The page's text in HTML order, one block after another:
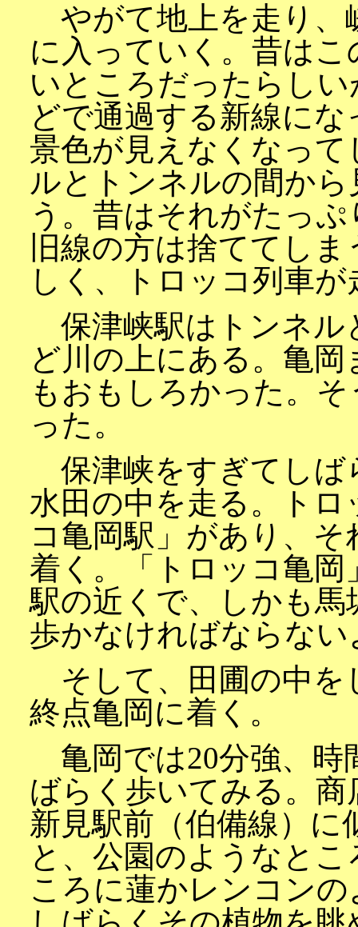
やがて地上を走り、
に入っていく。昔は
いところだったらし
どで通過する新線に
景色が見えなくなっ
ルとトンネルの間か
う。昔はそれがたっ
旧線の方は捨ててし
しく、トロッコ列車
保津峡駅はトンネル
ど川の上にある。亀
もおもしろかった。
った。
保津峡をすぎてしば
水田の中を走る。ト
コ亀岡駅」があり、
着く。「トロッコ亀
駅の近くで、しかも
歩かなければならな
そして、田圃の中を
終点亀岡に着く。
亀岡では20分強、時
ばらく歩いてみる。
新見駅前（伯備線）
と、公園のようなと
ころに蓮かレンコン